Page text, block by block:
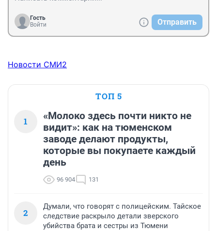
Гость
Войти
Отправить
Новости СМИ2
ТОП 5
1
«Молоко здесь почти никто не
видит»: как на тюменском
заводе делают продукты,
которые вы покупаете каждый
день
96 904 131
2
Думали, что говорят с полицейским. Тайское
следствие раскрыло детали зверского
убийства брата и сестры из Тюмени